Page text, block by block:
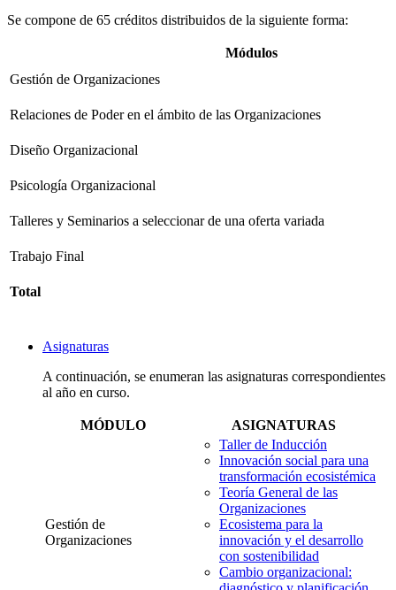
Se compone de 65 créditos distribuidos de la siguiente forma:
Módulos
Gestión de Organizaciones
Relaciones de Poder en el ámbito de las Organizaciones
Diseño Organizacional
Psicología Organizacional
Talleres y Seminarios a seleccionar de una oferta variada
Trabajo Final
Total
Asignaturas
A continuación, se enumeran las asignaturas correspondientes
al año en curso.
MÓDULO ASIGNATURAS
Gestión de
Organizaciones
Taller de Inducción
Innovación social para una
transformación ecosistémica
Teoría General de las
Organizaciones
Ecosistema para la
innovación y el desarrollo
con sostenibilidad
Cambio organizacional: